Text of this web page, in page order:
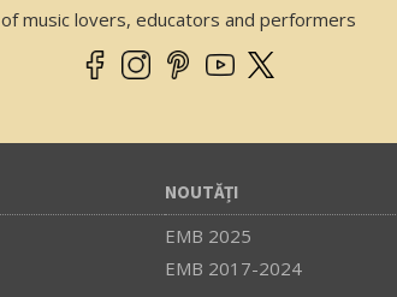
of music lovers, educators and performers
NOUTĂȚI
EMB 2025
EMB 2017-2024